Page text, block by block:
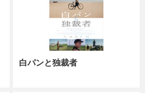
白パンと独裁者